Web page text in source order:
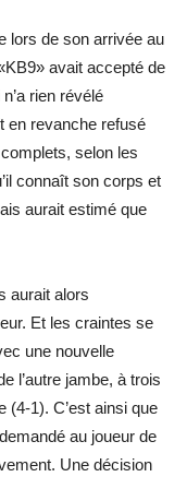
lors de son arrivée au
avait accepté de
rien révélé
en revanche refusé
selon les
connaît son corps et
aurait estimé que
aurait alors
Et les craintes se
une nouvelle
l’autre jambe, à trois
(4-1). C’est ainsi que
au joueur de
Une décision